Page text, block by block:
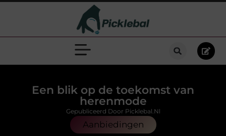
Een blik op de toekomst van
herenmode
Aanbiedingen
Gepubliceerd Door Picklebal.nl